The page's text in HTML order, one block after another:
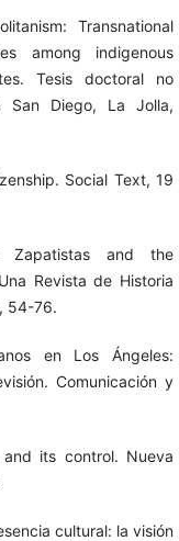
Transnational
among indigenous
Tesis doctoral no
San Diego, La Jolla,
Social Text, 19
Zapatistas and the
Revista de Historia
54-76.
en Los Ángeles:
Comunicación y
its control. Nueva
cultural: la visión